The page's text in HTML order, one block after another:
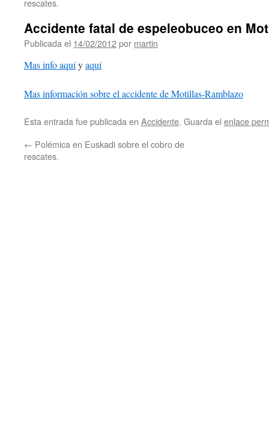
rescates.
Accidente fatal de espeleobuceo en
Publicada el 14/02/2012por martin
Mas info aquíyaquí
Mas información sobre el accidente de Motillas-Ramblazo
Esta entrada fue publicada en Accidente. Guarda el enlace
← Polémica en Euskadi sobre el cobro de
rescates.